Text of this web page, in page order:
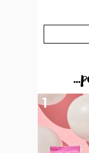
1